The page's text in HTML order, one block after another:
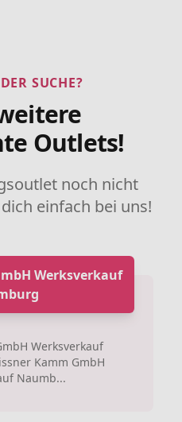
SUCHE?
Outlets!
noch nicht
einfach bei uns!
Werksverkauf
Werksverkauf
Kamm GmbH
Naumb...